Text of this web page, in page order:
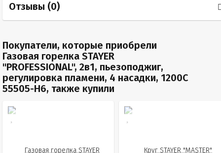
Отзывы (0)
Покупатели, которые приобрели
Газовая горелка STAYER
"PROFESSIONAL", 2в1, пьезоподжиг,
регулировка пламени, 4 насадки, 1200С
55505-H6, также купили